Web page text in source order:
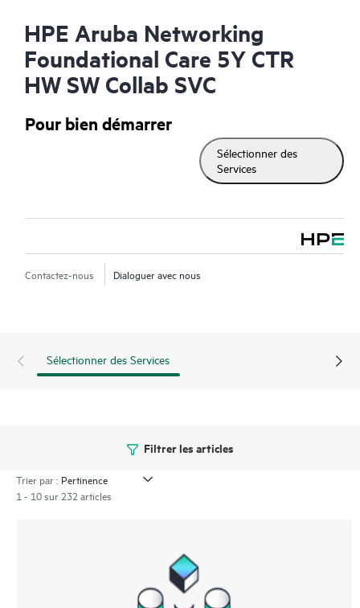
HPE Aruba Networking
Foundational Care 5Y CTR
HW SW Collab SVC
Pour bien démarrer
Sélectionner des
Services
Contactez-nous Dialoguer avec nous
Sélectionner des Services
Filtrer les articles
Trier par :
1 - 10 sur 232 articles